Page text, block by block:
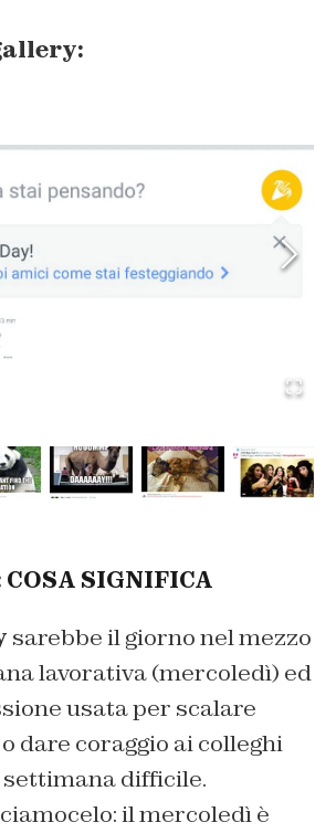
COSA SIGNIFICA
sarebbe il giorno nel mezzo
lavorativa (mercoledì) ed
usata per scalare
dare coraggio ai colleghi
difficile.
il mercoledì è